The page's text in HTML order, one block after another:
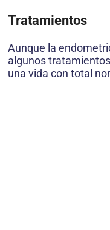
Tratamientos
Aunque la
algunos
una vida con total